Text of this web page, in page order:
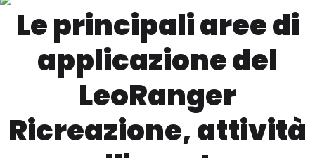
Le principali aree di
applicazione del
LeoRanger
Ricreazione, attività